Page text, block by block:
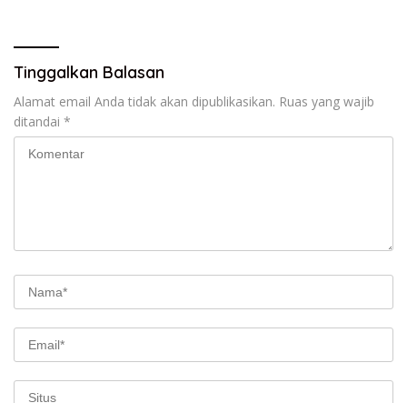
Tinggalkan Balasan
Alamat email Anda tidak akan dipublikasikan. Ruas yang wajib
ditandai *